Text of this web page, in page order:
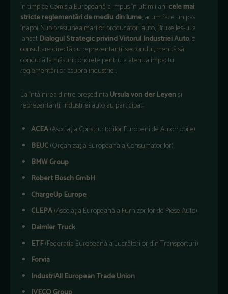
În timp ce Comisia Europeană a impus în ultimii ani cele mai
stricte reglementări de mediu din lume, acum face un pas
înapoi. Sub presiunea marilor producători auto, Bruxelles-ul a
lansat Dialogul Strategic privind Viitorul Industriei Auto, o
consultare directă cu reprezentanții sectorului, menită să
conducă la măsuri concrete pentru a atenua impactul
reglementărilor asupra industriei.
La întâlnirea dintre președinta Ursula von der Leyenși
reprezentanții industriei auto au participat:
ACEA(Asociația Constructorilor Europeni de Automobile)
BEUC(Organizația Europeană a Consumatorilor)
BMW Group
Robert Bosch GmbH
ChargeUp Europe
CLEPA(Asociația Europeană a Furnizorilor de Piese Auto)
Daimler Truck
ETF(Federația Europeană a Lucrătorilor din Transporturi)
Forvia
IndustriAll European Trade Union